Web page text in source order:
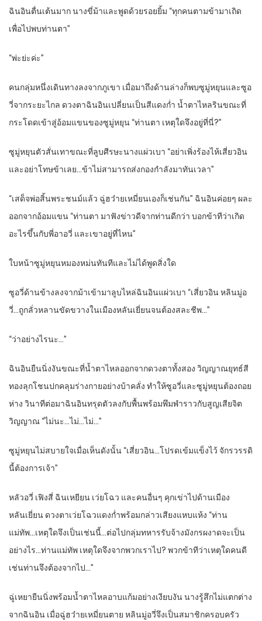
ฉินอินตื่นเต้นมาก นางขี่ม้าและพูดด้วยรอยยิ้ม “ทุกคนตามข้ามาเถิด
เพื่อไปพบท่านตา”
“พ่ะย่ะค่ะ”
คนกลุ่มหนึ่งเดินทางลงจากภูเขา เมื่อมาถึงด้านล่างก็พบซูมู่หยุนและซูอ
วี่จากระยะไกล ดวงตาฉินอินเปลี่ยนเป็นสีแดงก่ำ น้ำตาไหลรินขณะที่
กระโดดเข้าสู่อ้อมแขนของซูมู่หยุน “ท่านตา เหตุใดจึงอยู่ที่นี่?”
ซูมู่หยุนตัวสั่นเทาขณะที่ลูบศีรษะนางแผ่วเบา “อย่าเพิ่งร้องไห้เสี่ยวอิน
และอย่าโทษข้าเลย…ข้าไม่สามารถส่งกองกำลังมาทันเวลา”
“เสด็จพ่อสิ้นพระชนม์แล้ว ฉู่ฮว๋ายเหมี่ยนเองก็เช่นกัน” ฉินอินค่อยๆ ผละ
ออกจากอ้อมแขน “ท่านตา มาฟังข่าวดีจากท่านดีกว่า บอกข้าทีว่าเกิด
อะไรขึ้นกับพี่อาอวี่ และเขาอยู่ที่ไหน”
ใบหน้าซูมู่หยุนหมองหม่นทันทีและไม่ได้พูดสิ่งใด
ซูอวี่ด้านข้างลงจากม้าเข้ามาลูบไหล่ฉินอินแผ่วเบา “เสี่ยวอิน หลินมู่อ
วี่…ถูกลั่วหลานขัดขวางในเมืองหลันเยี่ยนจนต้องสละชีพ…”
“ว่าอย่างไรนะ…”
ฉินอินยืนนิ่งงันขณะที่น้ำตาไหลออกจากดวงตาทั้งสอง วิญญาณยุทธ์สี
ทองลุกโชนปกคลุมร่างกายอย่างบ้าคลั่ง ทำให้ซูอวี่และซูมู่หยุนต้องถอย
ห่าง วินาทีต่อมาฉินอินทรุดตัวลงกับพื้นพร้อมพึมพำราวกับสูญเสียจิต
วิญญาณ “ไม่นะ…ไม่…ไม่…”
ซูมู่หยุนไม่สบายใจเมื่อเห็นดังนั้น “เสี่ยวอิน…โปรดเข้มแข็งไว้ จักรวรรดิ
นี้ต้องการเจ้า”
หลัวอวี่ เฟิงสี่ ฉินเหยียน เว่ยโฉว และคนอื่นๆ คุกเข่าไปด้านเมือง
หลันเยี่ยน ดวงตาเว่ยโฉวแดงก่ำพร้อมกล่าวเสียงแหบแห้ง “ท่าน
แม่ทัพ…เหตุใดจึงเป็นเช่นนี้…ต่อไปกลุ่มทหารรับจ้างมังกรผงาดจะเป็น
อย่างไร…ท่านแม่ทัพ เหตุใดจึงจากพวกเราไป? พวกข้าทีว่าเหตุใดคนดี
เช่นท่านจึงต้องจากไป…”
ฉู่เหยายืนนิ่งพร้อมน้ำตาไหลอาบแก้มอย่างเงียบงัน นางรู้สึกไม่แตกต่าง
จากฉินอิน เมื่อฉู่ฮว๋ายเหมี่ยนตาย หลินมู่อวี่จึงเป็นสมาชิกครอบครัว